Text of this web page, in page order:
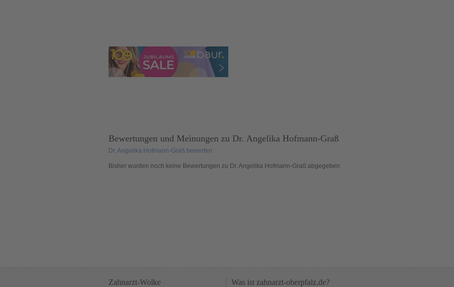
Bewertungen und Meinungen zu Dr. Angelika Hofmann-Graß
Dr. Angelika Hofmann-Graß bewerten
Bisher wurden noch keine Bewertungen zu Dr. Angelika Hofmann-Graß abgegeben.
Zahnarzt-Wolke Was ist zahnarzt-oberpfalz.de?